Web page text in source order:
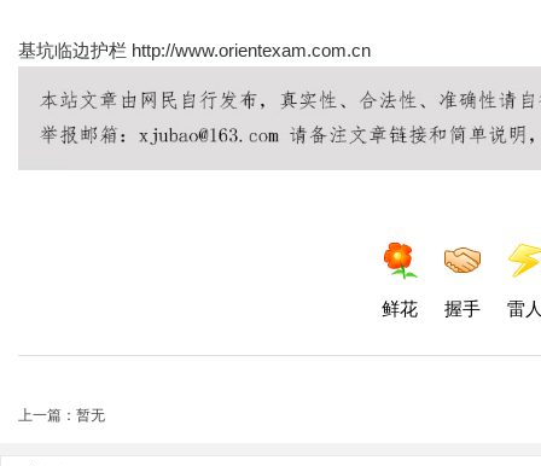
基坑临边护栏 http://www.orientexam.com.cn
鲜花 握手 雷
上一篇：暂无